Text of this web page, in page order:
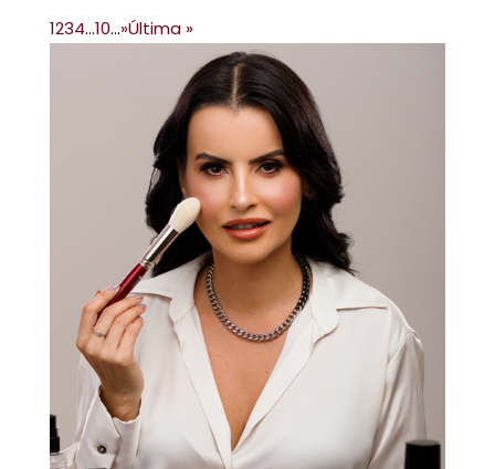
1234...10...»Última »